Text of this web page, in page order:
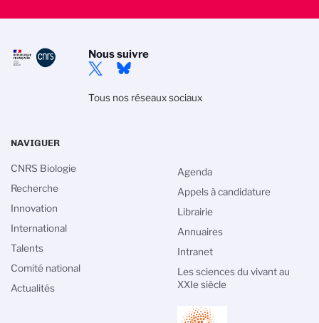
Nous suivre
Tous nos réseaux sociaux
NAVIGUER
CNRS Biologie
Recherche
Innovation
International
Talents
Comité national
Actualités
Agenda
Appels à candidature
Librairie
Annuaires
Intranet
Les sciences du vivant au
XXIe siècle